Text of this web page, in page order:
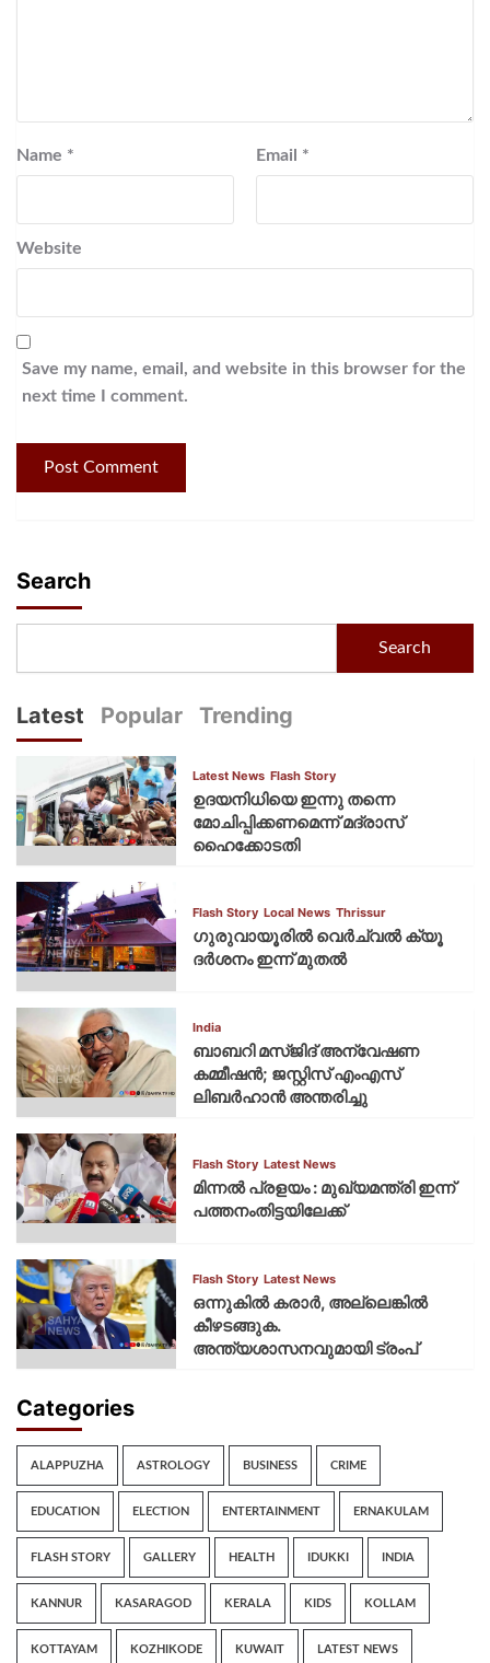
Name * Email *
Website
Save my name, email, and website in this browser for the
next time I comment.
Search
Search
Latest Popular Trending
Latest News Flash Story
ഉദയനിധിയെ ഇന്നു തന്നെ
മോചിപ്പിക്കണമെന്ന് മദ്രാസ്
ഹൈക്കോടതി
Flash Story Local News Thrissur
ഗുരുവായൂരില്‍ വെര്‍ച്വല്‍ ക്യൂ
ദര്‍ശനം ഇന്ന് മുതല്‍
India
ബാബറി മസ്ജിദ് അന്വേഷണ
കമ്മീഷന്‍; ജസ്റ്റിസ് എംഎസ്
ലിബര്‍ഹാന്‍ അന്തരിച്ചു
Flash Story Latest News
മിന്നല്‍ പ്രളയം : മുഖ്യമന്ത്രി ഇന്ന്
പത്തനംതിട്ടയിലേക്ക്
Flash Story Latest News
ഒന്നുകില്‍ കരാര്‍, അല്ലെങ്കില്‍
കീഴടങ്ങുക.
അന്ത്യശാസനവുമായി ട്രംപ്
Categories
ALAPPUZHA ASTROLOGY BUSINESS CRIME
EDUCATION ELECTION ENTERTAINMENT ERNAKULAM
FLASH STORY GALLERY HEALTH IDUKKI INDIA
KANNUR KASARAGOD KERALA KIDS KOLLAM
KOTTAYAM KOZHIKODE KUWAIT LATEST NEWS